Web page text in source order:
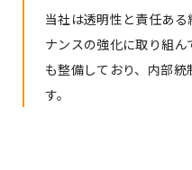
当社は透明性と責任あ
ナンスの強化に取り組ん
も整備しており、内部
す。